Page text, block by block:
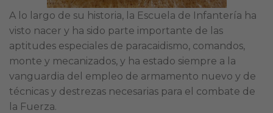
A lo largo de su historia, la Escuela de Infantería ha
visto nacer y ha sido parte importante de las
aptitudes especiales de paracaidismo, comandos,
monte y mecanizados, y ha estado siempre a la
vanguardia del empleo de armamento nuevo y de
técnicas y destrezas necesarias para el combate de
la Fuerza.